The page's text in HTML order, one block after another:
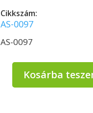
Cikkszám:
AS-0097
AS-0097
Kosárba